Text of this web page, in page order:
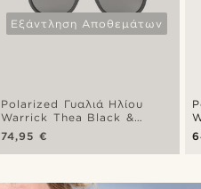
Εξάντληση Αποθεμάτων
Polarized Γυαλιά Ηλίου
Warrick Thea Black &
Green
74,95 €